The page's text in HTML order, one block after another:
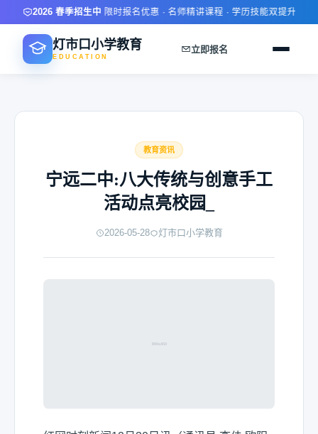
2026 春季招生中限时报名优惠 · 名师精讲课程 · 学历技能双提升 · 灵
灯市口小学教育
EDUCATION
立即报名
教育资讯
宁远二中:八大传统与创意手工
活动点亮校园_
2026-05-28 灯市口小学教育